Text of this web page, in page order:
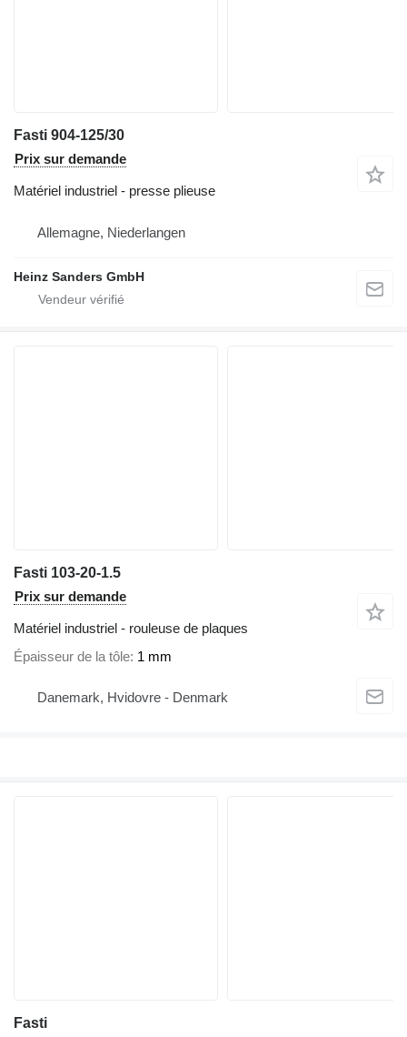
Fasti 904-125/30
Prix sur demande
Matériel industriel - presse plieuse
Allemagne, Niederlangen
Heinz Sanders GmbH
Fasti 103-20-1.5
Prix sur demande
Matériel industriel - rouleuse de plaques
Épaisseur de la tôle 1 mm
Danemark, Hvidovre - Denmark
Fasti